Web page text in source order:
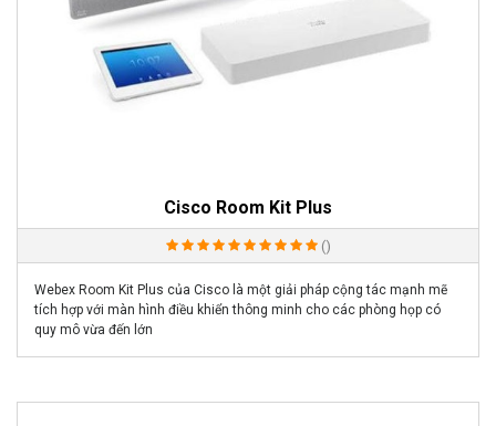
Cisco Room Kit Plus
()
Webex Room Kit Plus của Cisco là một giải pháp cộng tác mạnh mẽ
tích hợp với màn hình điều khiển thông minh cho các phòng họp có
quy mô vừa đến lớn